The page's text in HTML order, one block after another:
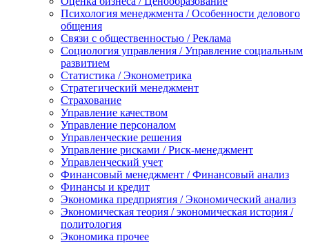
Психология менеджмента / Особенности делового
общения
Связи с общественностью / Реклама
Социология управления / Управление социальным
развитием
Статистика / Эконометрика
Стратегический менеджмент
Страхование
Управление качеством
Управление персоналом
Управленческие решения
Управление рисками / Риск-менеджмент
Управленческий учет
Финансовый менеджмент / Финансовый анализ
Финансы и кредит
Экономика предприятия / Экономический анализ
Экономическая теория / экономическая история /
политология
Экономика прочее